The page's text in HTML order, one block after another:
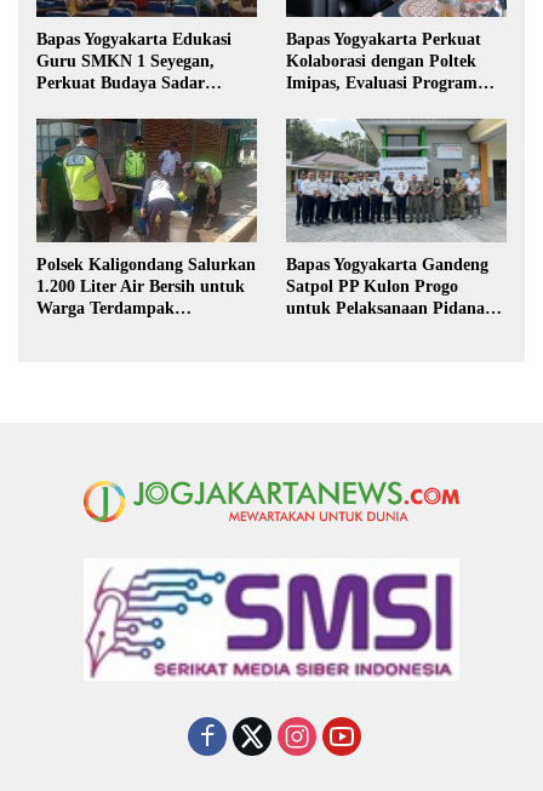
Bapas Yogyakarta Edukasi
Guru SMKN 1 Seyegan,
Perkuat Budaya Sadar
Bapas Yogyakarta Perkuat
Kolaborasi dengan Poltek
Imipas, Evaluasi Program
Polsek Kaligondang Salurkan
1.200 Liter Air Bersih untuk
Warga Terdampak
Bapas Yogyakarta Gandeng
Satpol PP Kulon Progo
untuk Pelaksanaan Pidana